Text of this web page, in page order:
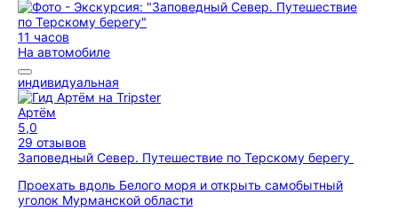
11 часов
На автомобиле
индивидуальная
Артём
5,0
29 отзывов
Заповедный Север. Путешествие по Терскому берегу
Проехать вдоль Белого моря и открыть самобытный
уголок Мурманской области